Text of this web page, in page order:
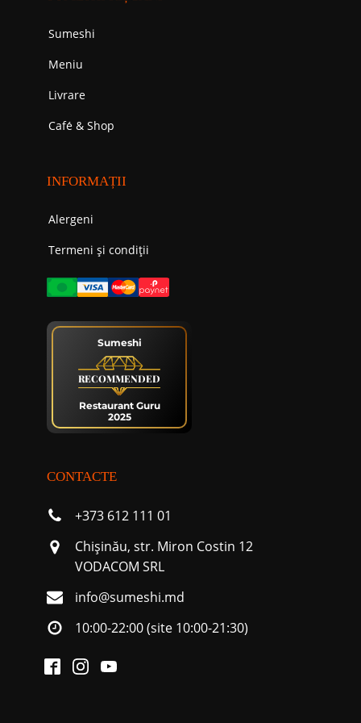
Sumeshi
Meniu
Livrare
Cafе́ & Shop
INFORMAȚII
Alergeni
Termeni și condiții
Sumeshi
RECOMMENDED
Restaurant Guru
2025
CONTACTE
+373 612 111 01
Chişinău, str. Miron Costin 12
VODACOM SRL
info@sumeshi.md
10:00-22:00 (site 10:00-21:30)